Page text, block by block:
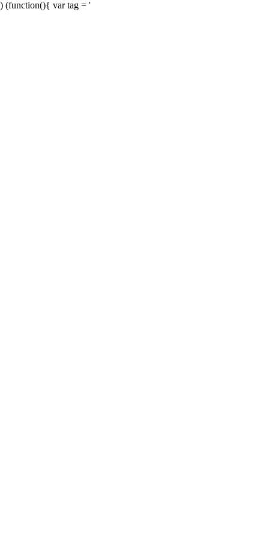
) (function(){ var tag = '